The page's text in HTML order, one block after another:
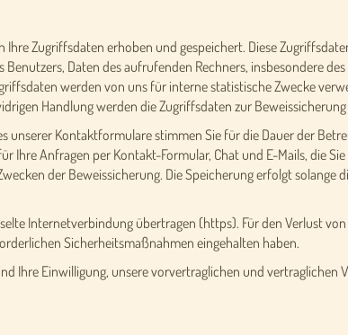
Zugriffsdaten erhoben und gespeichert. Diese
Daten des aufrufenden Rechners, insbesondere
werden von uns für interne statistische Zwecke
Handlung werden die Zugriffsdaten zur
unserer Kontaktformulare stimmen Sie für die Dauer der
Ihre Anfragen per Kontakt-Formular, Chat und E-Mails, die
der Beweissicherung. Die Speicherung erfolgt
Internetverbindung übertragen (https). Für den Verlust
Sicherheitsmaßnahmen eingehalten haben.
Ihre Einwilligung, unsere vorvertraglichen und